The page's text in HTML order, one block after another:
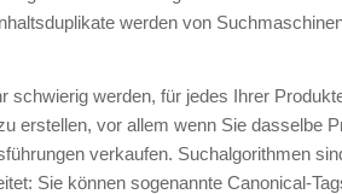
werden von
schwierig werden, für jedes Ihrer
erstellen, vor allem wenn Sie dasselbe
verkaufen. Suchalgorithmen
Sie können sogenannte Canonical-